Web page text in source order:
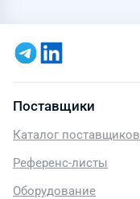
Поставщики
Каталог поставщиков
Референс-листы
Оборудование